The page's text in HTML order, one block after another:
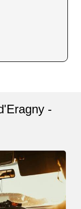
-